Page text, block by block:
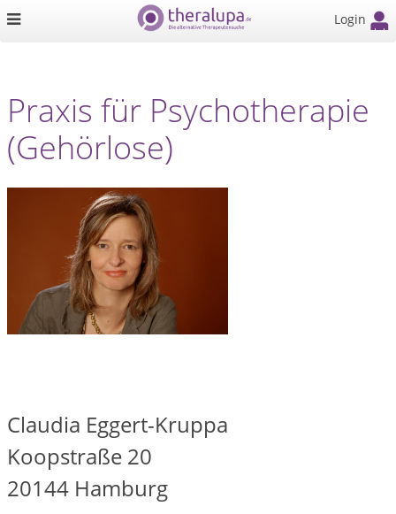
Login
Praxis für Psychotherapie
(Gehörlose)
Claudia Eggert-Kruppa
Koopstraße 20
20144 Hamburg